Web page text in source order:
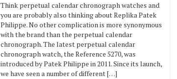
Think perpetual calendar chronograph watches and
you are probably also thinking about Replika Patek
Philippe. No other complication is more synonymous
with the brand than the perpetual calendar
chronograph. The latest perpetual calendar
chronograph watch, the Reference 5270, was
introduced by Patek Philippe in 2011. Since its launch,
we have seen a number of different […]